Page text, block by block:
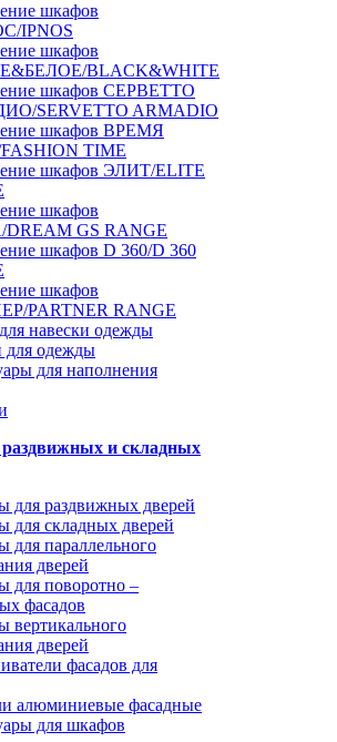
шкафов
IPNOS
шкафов
BLACK&WHITE
шкафов СЕРВЕТТО
SERVETTO ARMADIO
шкафов ВРЕМЯ
TIME
шкафов ЭЛИТ/ELITE
шкафов
GS RANGE
шкафов D 360/D 360
шкафов
PARTNER RANGE
навески одежды
одежды
для наполнения
и складных
для раздвижных дверей
для складных дверей
для параллельного
дверей
для поворотно –
фасадов
вертикального
дверей
фасадов для
алюминиевые фасадные
для шкафов